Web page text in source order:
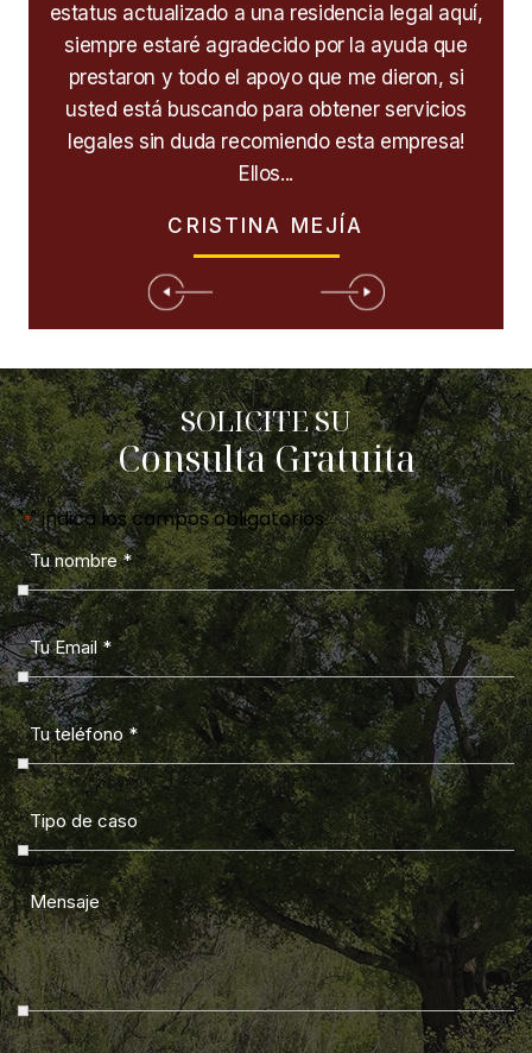
estatus actualizado a una residencia legal aquí,
siempre estaré agradecido por la ayuda que
prestaron y todo el apoyo que me dieron, si
usted está buscando para obtener servicios
legales sin duda recomiendo esta empresa!
Ellos...
CRISTINA MEJÍA
SOLICITE SU
Consulta Gratuita
"*" indica los campos obligatorios